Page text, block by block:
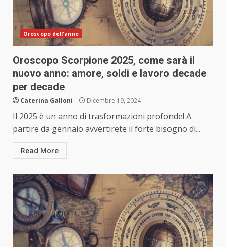
Oroscopo dell'anno
Oroscopo Scorpione 2025, come sarà il
nuovo anno: amore, soldi e lavoro decade
per decade
Caterina Galloni Dicembre 19, 2024
Il 2025 è un anno di trasformazioni profonde! A
partire da gennaio avvertirete il forte bisogno di...
Read More